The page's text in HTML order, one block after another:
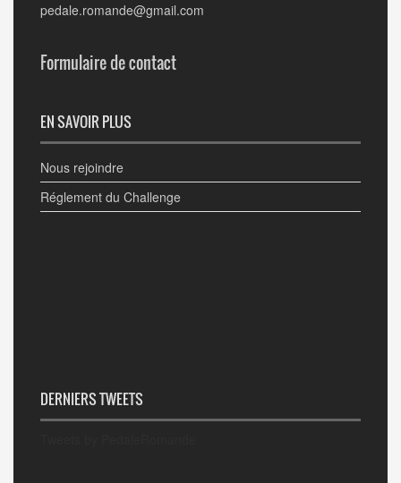
pedale.romande@gmail.com
Formulaire de contact
EN SAVOIR PLUS
Nous rejoindre
Réglement du Challenge
DERNIERS TWEETS